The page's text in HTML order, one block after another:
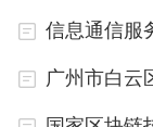
信息通信服